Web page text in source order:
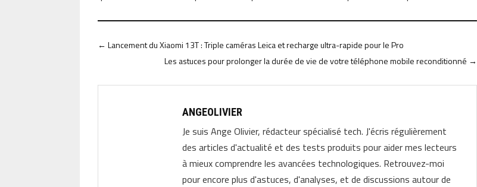
←Lancement du Xiaomi 13T : Triple caméras Leica et recharge ultra-rapide pour le Pro
Les astuces pour prolonger la durée de vie de votre téléphone mobile reconditionné →
ANGEOLIVIER
Je suis Ange Olivier, rédacteur spécialisé tech. J'écris régulièrement
des articles d'actualité et des tests produits pour aider mes lecteurs
à mieux comprendre les avancées technologiques. Retrouvez-moi
pour encore plus d'astuces, d'analyses, et de discussions autour de